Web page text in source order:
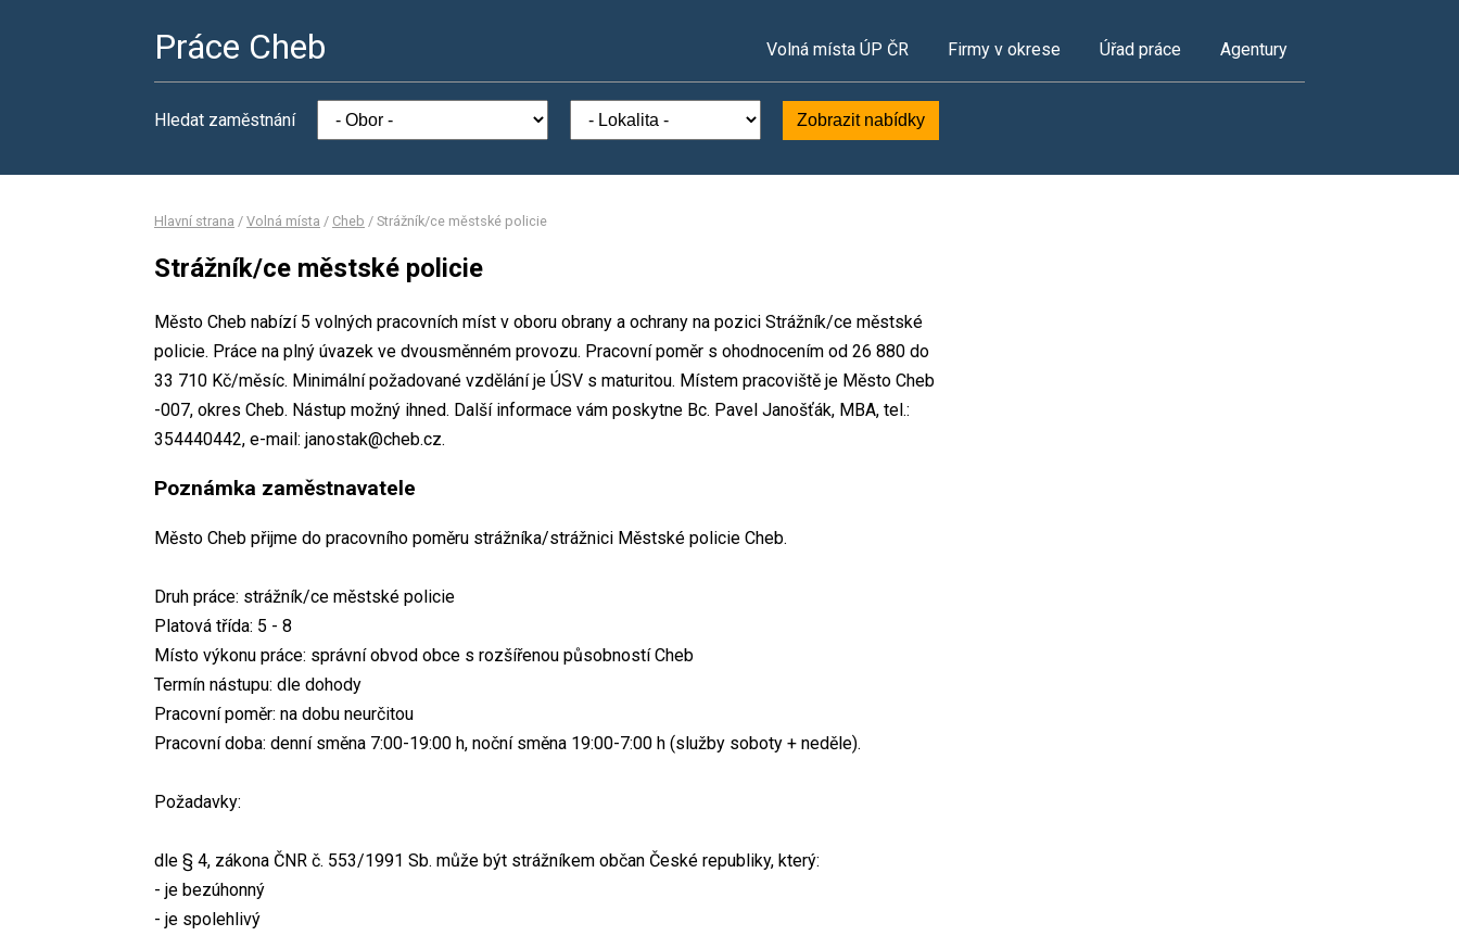
Práce Cheb Volná místa ÚP ČR Firmy v okrese Úřad práce Agentury
Hledat zaměstnání Zobrazit nabídky
Hlavní strana / Volná místa / Cheb / Strážník/ce městské policie
Strážník/ce městské policie
Město Cheb nabízí 5 volných pracovních míst v oboru obrany a ochrany na pozici Strážník/ce městské
policie. Práce na plný úvazek ve dvousměnném provozu. Pracovní poměr s ohodnocením od 26 880 do
33 710 Kč/měsíc. Minimální požadované vzdělání je ÚSV s maturitou. Místem pracoviště je Město Cheb
-007, okres Cheb. Nástup možný ihned. Další informace vám poskytne Bc. Pavel Janošťák, MBA, tel.:
354440442, e-mail: janostak@cheb.cz.
Poznámka zaměstnavatele
Město Cheb přijme do pracovního poměru strážníka/strážnici Městské policie Cheb.
Druh práce: strážník/ce městské policie
Platová třída: 5 - 8
Místo výkonu práce: správní obvod obce s rozšířenou působností Cheb
Termín nástupu: dle dohody
Pracovní poměr: na dobu neurčitou
Pracovní doba: denní směna 7:00-19:00 h, noční směna 19:00-7:00 h (služby soboty + neděle).
Požadavky:
dle § 4, zákona ČNR č. 553/1991 Sb. může být strážníkem občan České republiky, který:
- je bezúhonný
- je spolehlivý